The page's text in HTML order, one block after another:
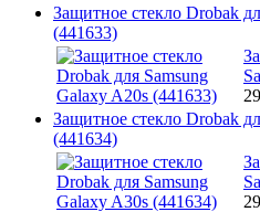
Защитное стекло Drobak
(441633)
Защитное стекло Drobak
(441634)